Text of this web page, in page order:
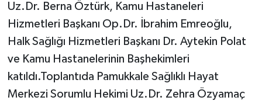
Uz.Dr. Berna Öztürk, Kamu Hastaneleri
Hizmetleri Başkanı Op.Dr. İbrahim Emreoğlu,
Halk Sağlığı Hizmetleri Başkanı Dr. Aytekin Polat
ve Kamu Hastanelerinin Başhekimleri
katıldı.Toplantıda Pamukkale Sağlıklı Hayat
Merkezi Sorumlu Hekimi Uz.Dr. Zehra Özyamaç